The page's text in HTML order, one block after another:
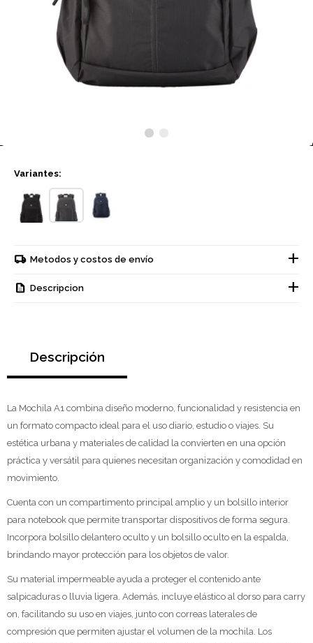
Variantes:
Metodos y costos de envío
Descripcion
Descripción
La Mochila A1 combina diseño moderno, funcionalidad y resistencia en
un formato compacto ideal para el uso diario, estudio o viajes. Su
estética urbana y materiales de calidad la convierten en una opción
práctica y versátil para quienes necesitan organización y comodidad en
movimiento.
Cuenta con un compartimento principal amplio y un bolsillo interior
para notebook que permite transportar dispositivos de forma segura.
Incorpora bolsillo delantero oculto y un bolsillo oculto en la espalda,
brindando mayor protección para los objetos de valor.
Su material impermeable ayuda a proteger el contenido ante
salpicaduras o lluvia ligera. Además, incluye elástico al dorso para carry
on, facilitando su uso en viajes, junto con correas laterales de
compresión que permiten ajustar el volumen de la mochila. Los